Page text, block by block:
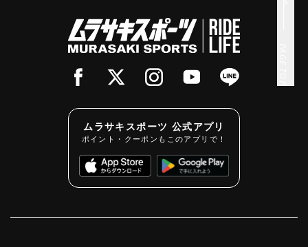
ムラサキスポーツ 公式アプリ
ポイント・クーポンもこのアプリで！